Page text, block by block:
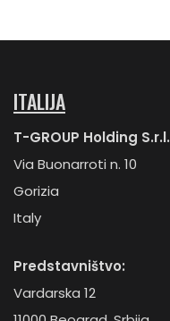
ITALIJA
T-GROUP Holding S.r.l.
Via Buonarroti n. 10
Gorizia
Italy
Predstavništvo:
Vardarska 12